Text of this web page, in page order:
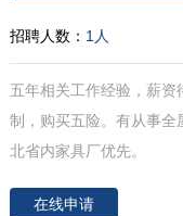
招聘人数： 1人
五年相关工作经验，薪
制，购买五险。有从事全
北省内家具厂优先。
在线申请